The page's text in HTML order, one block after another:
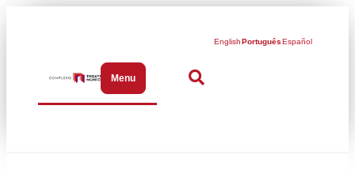
MenuAbrir menu de navegação
EnglishPortuguêsEspañol